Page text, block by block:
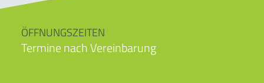
ÖFFNUNGSZEITEN
Termine nach Vereinbarung